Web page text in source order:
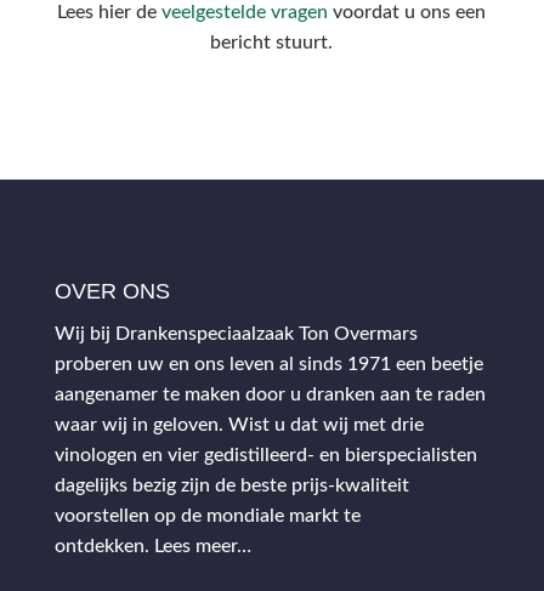
Lees hier deveelgestelde vragen voordat u ons een
bericht stuurt.
OVER ONS
Wij bij Drankenspeciaalzaak Ton Overmars
proberen uw en ons leven al sinds 1971 een beetje
aangenamer te maken door u dranken aan te raden
waar wij in geloven. Wist u dat wij met drie
vinologen en vier gedistilleerd- en bierspecialisten
dagelijks bezig zijn de beste prijs-kwaliteit
voorstellen op de mondiale markt te
ontdekken. Lees meer…